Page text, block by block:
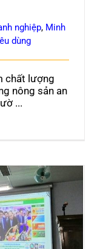
nghiệp, Minh
dùng
chất lượng
nông sản an
...